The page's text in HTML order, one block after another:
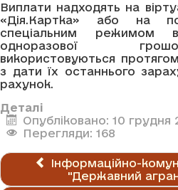
Виплати надходять на
«Дія.Картка» або на
спеціальним режимом
одноразової
використовуються
з дати їх останнього
рахунок.
Деталі
Опубліковано: 10 грудня
Перегляди: 168
Інформаційно-
"Державний